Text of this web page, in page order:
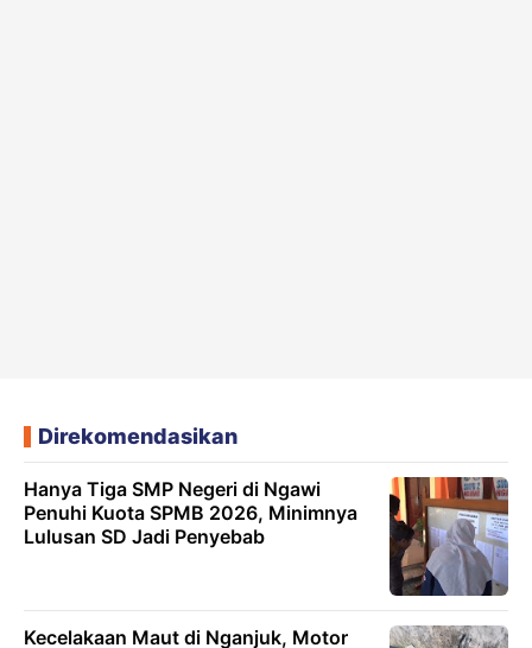
Direkomendasikan
Hanya Tiga SMP Negeri di Ngawi
Penuhi Kuota SPMB 2026, Minimnya
Lulusan SD Jadi Penyebab
Kecelakaan Maut di Nganjuk, Motor